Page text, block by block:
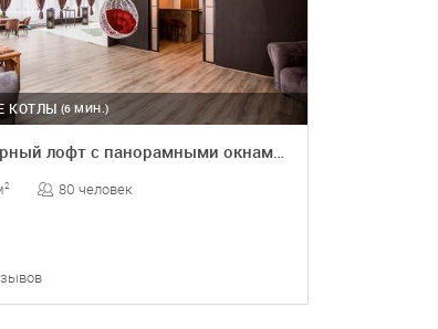
(6 МИН.)
КОТЛЫ
Просторный лофт с панорамными окнами и циклорамой
2 80 человек